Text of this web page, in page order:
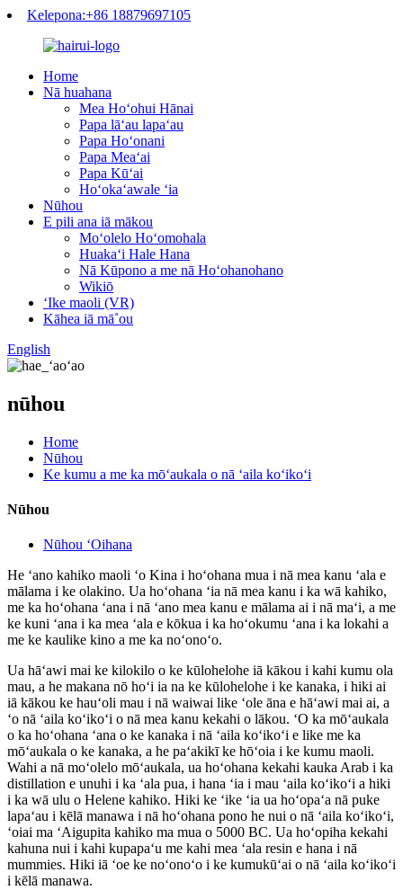
Kelepona:+86 18879697105
Home
Nā huahana
Mea Hoʻohui Hānai
Papa lāʻau lapaʻau
Papa Hoʻonani
Papa Meaʻai
Papa Kūʻai
Hoʻokaʻawale ʻia
Nūhou
E pili ana iā mākou
Moʻolelo Hoʻomohala
Huakaʻi Hale Hana
Nā Kūpono a me nā Hoʻohanohano
Wikiō
ʻIke maoli (VR)
Kāhea iā mā˚ou
English
nūhou
Home
Nūhou
Ke kumu a me ka mōʻaukala o nā ʻaila koʻikoʻi
Nūhou
Nūhou ʻOihana
He ʻano kahiko maoli ʻo Kina i hoʻohana mua i nā mea kanu ʻala e
mālama i ke olakino. Ua hoʻohana ʻia nā mea kanu i ka wā kahiko,
me ka hoʻohana ʻana i nā ʻano mea kanu e mālama ai i nā maʻi, a me
ke kuni ʻana i ka mea ʻala e kōkua i ka hoʻokumu ʻana i ka lokahi a
me ke kaulike kino a me ka noʻonoʻo.
Ua hāʻawi mai ke kilokilo o ke kūlohelohe iā kākou i kahi kumu ola
mau, a he makana nō hoʻi ia na ke kūlohelohe i ke kanaka, i hiki ai
iā kākou ke hauʻoli mau i nā waiwai like ʻole āna e hāʻawi mai ai, a
ʻo nā ʻaila koʻikoʻi o nā mea kanu kekahi o lākou. ʻO ka mōʻaukala
o ka hoʻohana ʻana o ke kanaka i nā ʻaila koʻikoʻi e like me ka
mōʻaukala o ke kanaka, a he paʻakikī ke hōʻoia i ke kumu maoli.
Wahi a nā moʻolelo mōʻaukala, ua hoʻohana kekahi kauka Arab i ka
distillation e unuhi i ka ʻala pua, i hana ʻia i mau ʻaila koʻikoʻi a hiki
i ka wā ulu o Helene kahiko. Hiki ke ʻike ʻia ua hoʻopaʻa nā puke
lapaʻau i kēlā manawa i nā hoʻohana pono he nui o nā ʻaila koʻikoʻi,
ʻoiai ma ʻAigupita kahiko ma mua o 5000 BC. Ua hoʻopiha kekahi
kahuna nui i kahi kupapaʻu me kahi mea ʻala resin e hana i nā
mummies. Hiki iā ʻoe ke noʻonoʻo i ke kumukūʻai o nā ʻaila koʻikoʻi
i kēlā manawa.